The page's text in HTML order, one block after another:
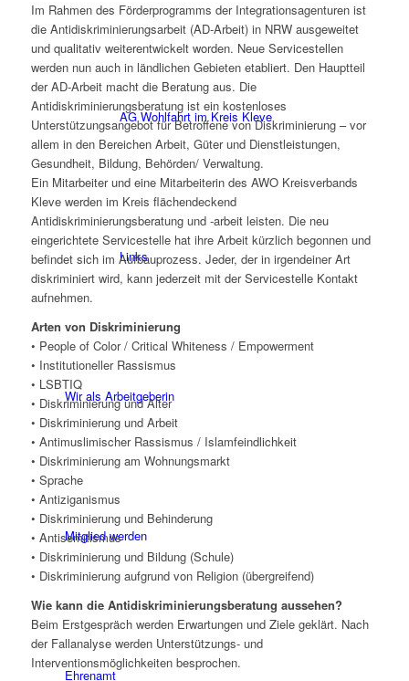
AG Wohlfahrt im Kreis Kleve
Links
Wir als Arbeitgeberin
Mitglied werden
Ehrenamt
Im Rahmen des Förderprogramms der Integrationsagenturen ist
die Antidiskriminierungsarbeit (AD-Arbeit) in NRW ausgeweitet
und qualitativ weiterentwickelt worden. Neue Servicestellen
werden nun auch in ländlichen Gebieten etabliert. Den Hauptteil
der AD-Arbeit macht die Beratung aus. Die
Antidiskriminierungsberatung ist ein kostenloses
Unterstützungsangebot für Betroffene von Diskriminierung – vor
allem in den Bereichen Arbeit, Güter und Dienstleistungen,
Gesundheit, Bildung, Behörden/ Verwaltung.
Ein Mitarbeiter und eine Mitarbeiterin des AWO Kreisverbands
Kleve werden im Kreis flächendeckend
Antidiskriminierungsberatung und -arbeit leisten. Die neu
eingerichtete Servicestelle hat ihre Arbeit kürzlich begonnen und
befindet sich im Aufbauprozess. Jeder, der in irgendeiner Art
diskriminiert wird, kann jederzeit mit der Servicestelle Kontakt
aufnehmen.
Arten von Diskriminierung
• People of Color / Critical Whiteness / Empowerment
• Institutioneller Rassismus
• LSBTIQ
• Diskriminierung und Alter
• Diskriminierung und Arbeit
• Antimuslimischer Rassismus / Islamfeindlichkeit
• Diskriminierung am Wohnungsmarkt
• Sprache
• Antiziganismus
• Diskriminierung und Behinderung
• Antisemitismus
• Diskriminierung und Bildung (Schule)
• Diskriminierung aufgrund von Religion (übergreifend)
Wie kann die Antidiskriminierungsberatung aussehen?
Beim Erstgespräch werden Erwartungen und Ziele geklärt. Nach
der Fallanalyse werden Unterstützungs- und
Interventionsmöglichkeiten besprochen.